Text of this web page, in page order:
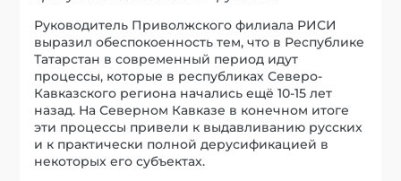
Руководитель Приволжского филиала РИСИ
выразил обеспокоенность тем, что в Республике
Татарстан в современный период идут
процессы, которые в республиках Северо-
Кавказского региона начались ещё 10-15 лет
назад. На Северном Кавказе в конечном итоге
эти процессы привели к выдавливанию русских
и к практически полной дерусификацией в
некоторых его субъектах.